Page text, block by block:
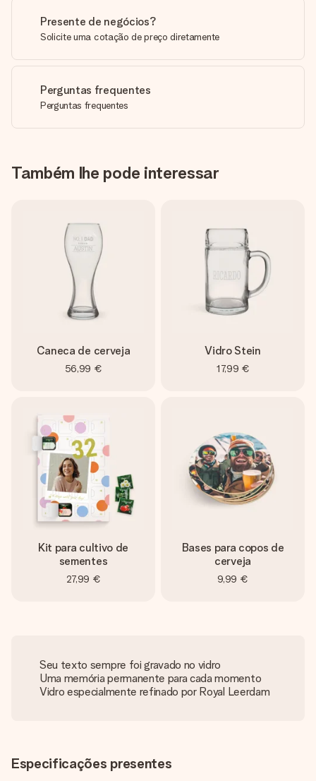
Presente de negócios?
Solicite uma cotação de preço diretamente
Perguntas frequentes
Perguntas frequentes
Também lhe pode interessar
Caneca de cerveja
56,99 €
Vidro Stein
17,99 €
Kit para cultivo de
sementes
27,99 €
Bases para copos de
cerveja
9,99 €
Seu texto sempre foi gravado no vidro
Uma memória permanente para cada momento
Vidro especialmente refinado por Royal Leerdam
Especificações presentes